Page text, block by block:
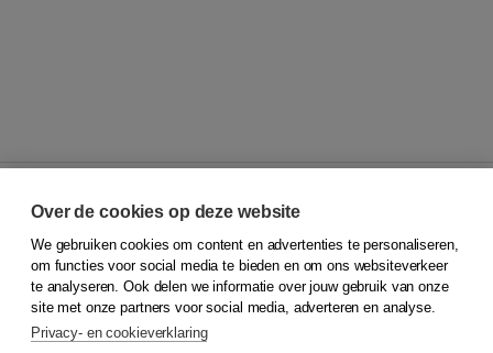
© 2026Koninklijke Boom uitgevers
Klantenservice
Service & informatie
Contact
Over de cookies op deze website
We gebruiken cookies om content en advertenties te personaliseren,
om functies voor social media te bieden en om ons websiteverkeer
te analyseren. Ook delen we informatie over jouw gebruik van onze
site met onze partners voor social media, adverteren en analyse.
Privacy- en cookieverklaring